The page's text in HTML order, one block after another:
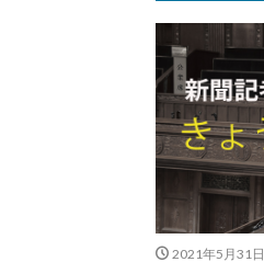
2021年5月31日